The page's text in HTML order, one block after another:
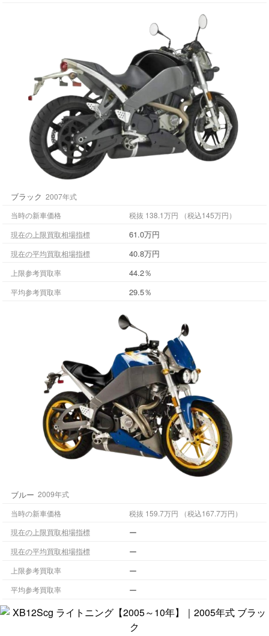
ブラック 2007年式
当時の新車価格
税抜 138.1万円 （税込145万円）
現在の上限買取相場指標
61.0万円
現在の平均買取相場指標 40.8万円
上限参考買取率 44.2％
平均参考買取率 29.5％
ブルー 2009年式
当時の新車価格
税抜 159.7万円 （税込167.7万円）
現在の上限買取相場指標
ー
現在の平均買取相場指標 ー
上限参考買取率 ー
平均参考買取率 ー